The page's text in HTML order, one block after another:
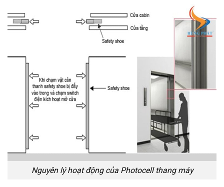
Nguyên lý hoạt động của Photocell thang máy